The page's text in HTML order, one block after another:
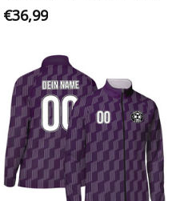
Trainingsanzug Jacke
€36,99